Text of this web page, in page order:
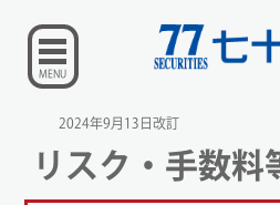
MENU
2024年9月13日改訂
リスク・手数料